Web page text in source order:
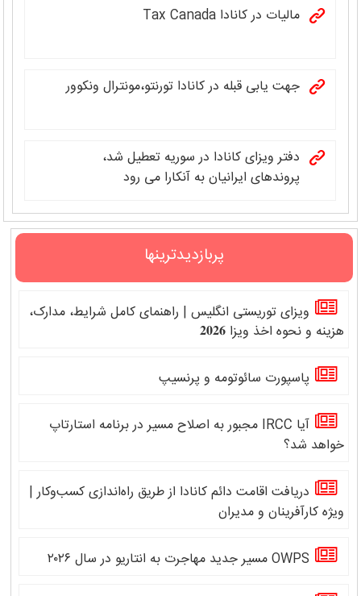
مالیات در کانادا Tax Canada
جهت یابی قبله در کانادا تورنتو،مونترال ونکوور
دفتر ویزای کانادا در سوریه تعطیل شد،
پروندهای ایرانیان به آنکارا می رود
پربازدیدترینها
ویزای توریستی انگلیس | راهنمای کامل شرایط، مدارک،
هزینه و نحوه اخذ ویزا 𝟐𝟎𝟐𝟔
پاسپورت سائوتومه و پرنسیپ
آیا IRCC مجبور به اصلاح مسیر در برنامه استارتاپ
خواهد شد؟
دریافت اقامت دائم کانادا از طریق راه‌اندازی کسب‌وکار |
ویژه کارآفرینان و مدیران
OWPS مسیر جدید مهاجرت به انتاریو در سال ۲۰۲۶